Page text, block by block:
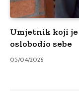
Umjetnik koji je
oslobodio sebe
05/04/2026